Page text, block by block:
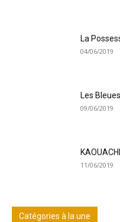
La
04/06/2019
Les
09/06/2019
11/06/2019
Catégories à la une